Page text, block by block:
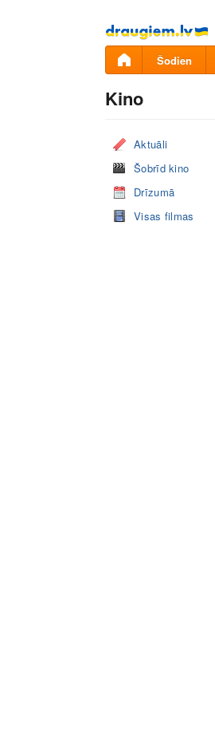
Pāriet
uz
saturu
Šodien
Kino
Aktuāli
Šobrīd kino
Drīzumā
Visas filmas